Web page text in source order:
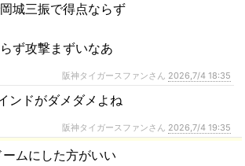
城三振で得点ならず
ず攻撃まずいなあ
阪神タイガースファンさん 2026,7/4 18:35
ンドがダメダメよね
阪神タイガースファンさん 2026,7/4 19:35
ムにした方がいい